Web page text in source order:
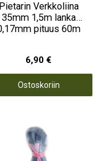
Pietarin Verkkoliina
35mm 1,5m lanka
0,17mm pituus 60m
6,90 €
Ostoskoriin